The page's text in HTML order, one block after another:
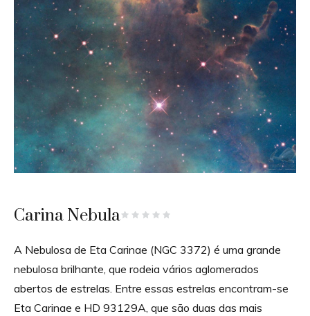
Carina Nebula
A Nebulosa de Eta Carinae (NGC 3372) é uma grande
nebulosa brilhante, que rodeia vários aglomerados
abertos de estrelas. Entre essas estrelas encontram-se
Eta Carinae e HD 93129A, que são duas das mais